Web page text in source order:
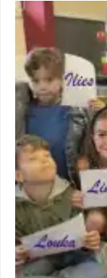
du
Barœul,
59370